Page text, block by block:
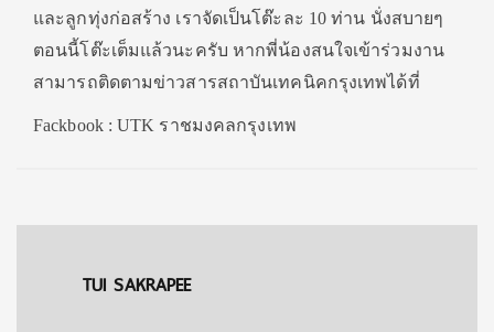
และลูกทุ่งก่อสร้าง เราจัดเป็นโต๊ะละ 10 ท่าน นั่งสบายๆ
ตอนนี้โต๊ะเต็มแล้วนะครับ หากพี่น้องสนใจเข้าร่วมงาน
สามารถติดตามข่าวสารสถาบันเทคนิคกรุงเทพได้ที่
Fackbook : UTK ราชมงคลกรุงเทพ
TUI SAKRAPEE